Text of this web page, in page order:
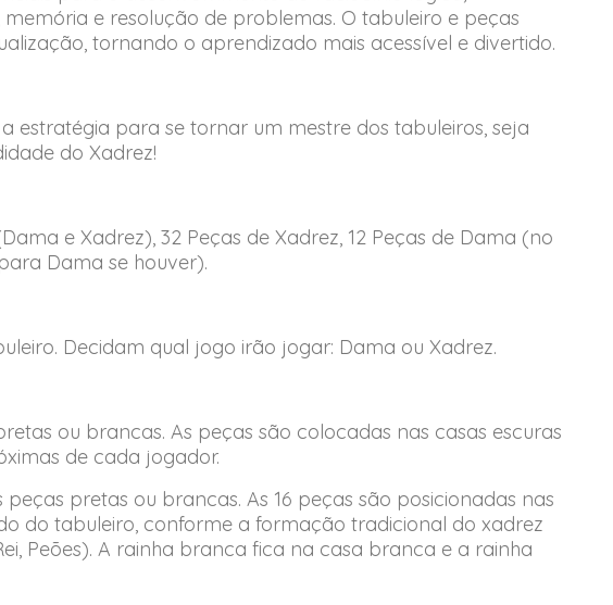
e resolução de problemas. O tabuleiro e peças
tornando o aprendizado mais acessível e divertido.
estratégia para se tornar um mestre dos tabuleiros, seja
do Xadrez!
e Xadrez), 32 Peças de Xadrez, 12 Peças de Dama (no
Dama se houver).
Decidam qual jogo irão jogar: Dama ou Xadrez.
ou brancas. As peças são colocadas nas casas escuras
de cada jogador.
pretas ou brancas. As 16 peças são posicionadas nas
do tabuleiro, conforme a formação tradicional do xadrez
Peões). A rainha branca fica na casa branca e a rainha